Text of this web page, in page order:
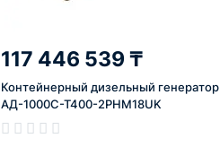
117 446 539 ₸
Контейнерный дизельный генератор
АД-1000C-T400-2РНМ18UK